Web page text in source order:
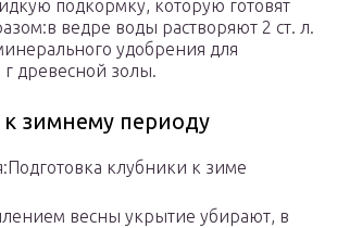
подкормку, которую готовят
ведре воды растворяют 2 ст. л.
удобрения для
древесной золы.
зимнему периоду
клубники к зиме
весны укрытие убирают, в